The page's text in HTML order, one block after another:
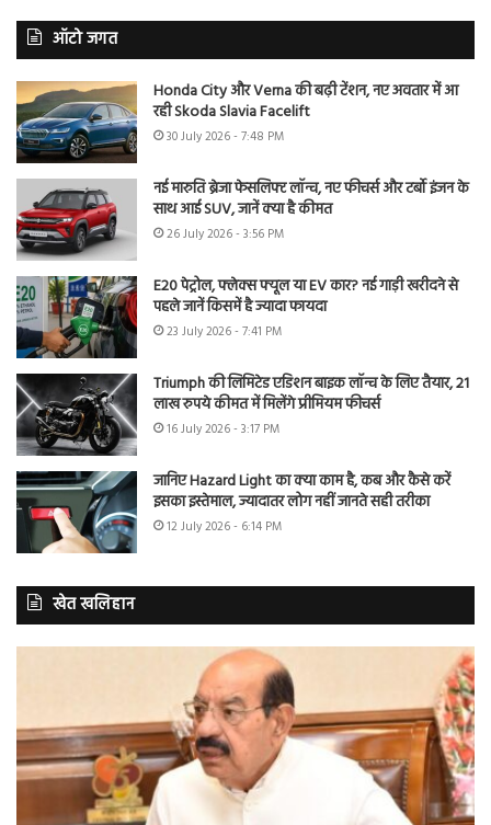
ऑटो जगत
Honda City और Verna की बढ़ी टेंशन, नए अवतार में आ
रही Skoda Slavia Facelift
30 July 2026 - 7:48 PM
नई मारुति ब्रेजा फेसलिफ्ट लॉन्च, नए फीचर्स और टर्बो इंजन के
साथ आई SUV, जानें क्या है कीमत
26 July 2026 - 3:56 PM
E20 पेट्रोल, फ्लेक्स फ्यूल या EV कार? नई गाड़ी खरीदने से
पहले जानें किसमें है ज्यादा फायदा
23 July 2026 - 7:41 PM
Triumph की लिमिटेड एडिशन बाइक लॉन्च के लिए तैयार, 21
लाख रुपये कीमत में मिलेंगे प्रीमियम फीचर्स
16 July 2026 - 3:17 PM
जानिए Hazard Light का क्या काम है, कब और कैसे करें
इसका इस्तेमाल, ज्यादातर लोग नहीं जानते सही तरीका
12 July 2026 - 6:14 PM
खेत खलिहान